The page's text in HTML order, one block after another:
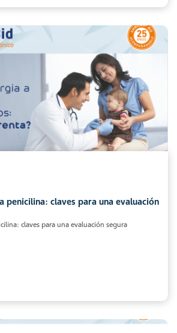
penicilina: claves para una evaluación
claves para una evaluación segura